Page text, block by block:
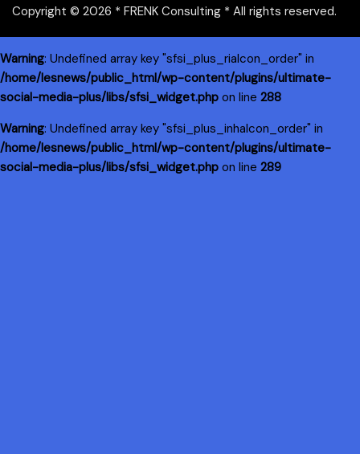
Copyright © 2026 * FRENK Consulting * All rights reserved.
Warning: Undefined array key "sfsi_plus_riaIcon_order" in
/home/lesnews/public_html/wp-content/plugins/ultimate-
social-media-plus/libs/sfsi_widget.php on line 288
Warning: Undefined array key "sfsi_plus_inhaIcon_order" in
/home/lesnews/public_html/wp-content/plugins/ultimate-
social-media-plus/libs/sfsi_widget.php on line 289